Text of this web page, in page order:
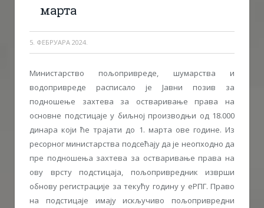
марта
5. ФЕБРУАРА 2024.
Министарство пољопривреде, шумарства и
водопривреде расписало је Јавни позив за
подношење захтева за остваривање права на
основне подстицаје у биљној производњи од 18.000
динара који ће трајати до 1. марта ове године. Из
ресорног министарства подсећају да је неопходно да
пре подношења захтева за остваривање права на
ову врсту подстицаја, пољопривредник изврши
обнову регистрације за текућу годину у еРПГ. Право
на подстицаје имају искључиво пољопривредни